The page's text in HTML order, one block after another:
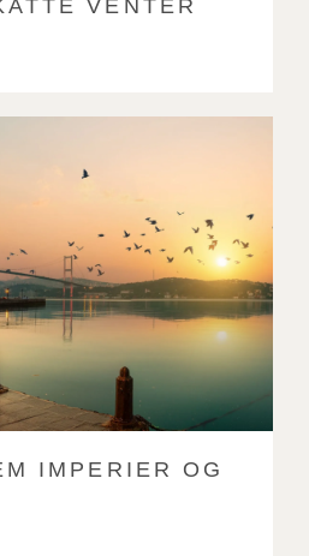
VENTER
IMPERIER OG